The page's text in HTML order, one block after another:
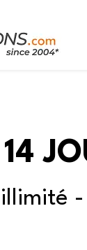
illimité